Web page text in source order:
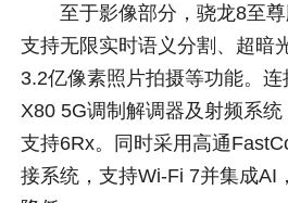
至于影像部分，骁龙8至尊
支持无限实时语义分割、超暗
3.2亿像素照片拍摄等功能。
X80 5G调制解调器及射频系
支持6Rx。同时采用高通
接系统，支持Wi-Fi 7并集成AI